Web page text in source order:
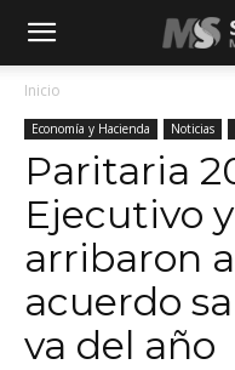
Inicio
Economía y Hacienda Noticias
Paritaria
Ejecutivo
arribaron
acuerdo
va del año